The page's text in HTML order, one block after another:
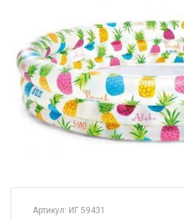
Артикул: ИГ 59431